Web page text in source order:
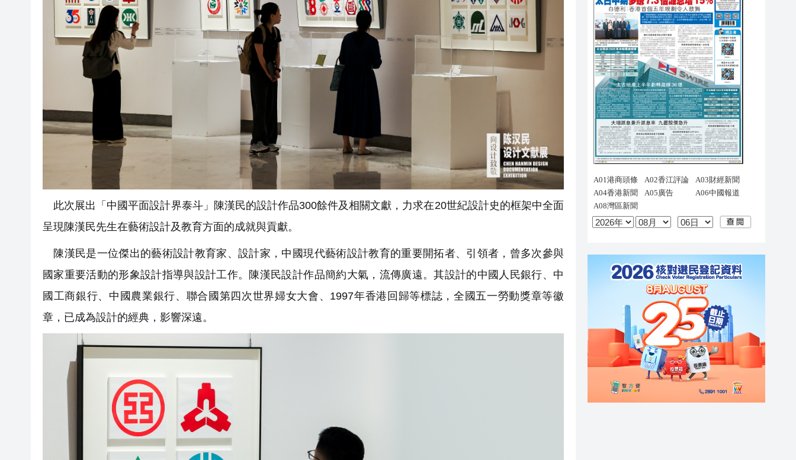
此次展出「中國平面設計界泰斗」陳漢民的設計作品300餘件及相關文獻，力求在20世紀設計史的框架中全面
呈現陳漢民先生在藝術設計及教育方面的成就與貢獻。
陳漢民是一位傑出的藝術設計教育家、設計家，中國現代藝術設計教育的重要開拓者、引領者，曾多次參與
國家重要活動的形象設計指導與設計工作。陳漢民設計作品簡約大氣，流傳廣遠。其設計的中國人民銀行、中
國工商銀行、中國農業銀行、聯合國第四次世界婦女大會、1997年香港回歸等標誌，全國五一勞動獎章等徽
章，已成為設計的經典，影響深遠。